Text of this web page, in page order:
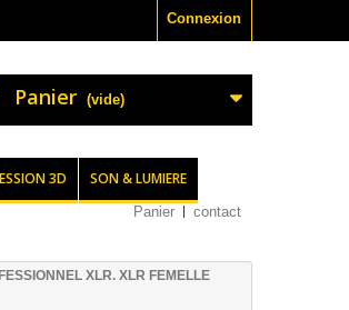
Connexion
Panier (vide)
3D SON & LUMIERE
Panier contact
XLR. XLR FEMELLE